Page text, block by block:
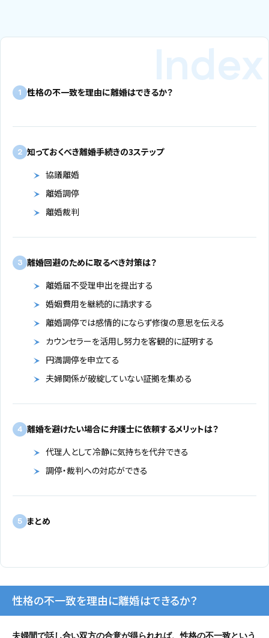
1 性格の不一致を理由に離婚はできるか？
2 知っておくべき離婚手続きの3ステップ
協議離婚
離婚調停
離婚裁判
3 離婚回避のために取るべき対策は？
離婚届不受理申出を提出する
婚姻費用を継続的に請求する
離婚調停では感情的にならず修復の意思を伝える
カウンセラーを活用し努力を客観的に証明する
円満調停を申立てる
夫婦関係が破綻していない証拠を集める
4 離婚を避けたい場合に弁護士に依頼するメリットは？
代理人として冷静に気持ちを代弁できる
調停・裁判への対応ができる
5 まとめ
性格の不一致を理由に離婚はできるか？
夫婦間で話し合い双方の合意が得られれば、性格の不一致という